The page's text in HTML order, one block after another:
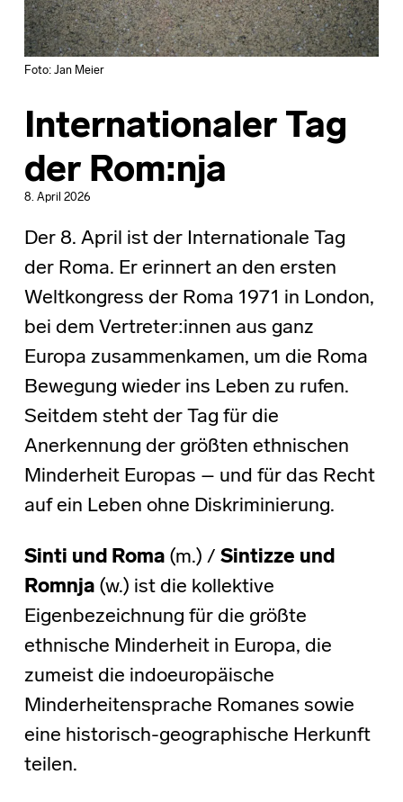
Foto: Jan Meier
Internationaler Tag
der Rom:nja
8. April 2026
Der 8. April ist der Internationale Tag
der Roma. Er erinnert an den ersten
Weltkongress der Roma 1971 in London,
bei dem Vertreter:innen aus ganz
Europa zusammenkamen, um die Roma
Bewegung wieder ins Leben zu rufen.
Seitdem steht der Tag für die
Anerkennung der größten ethnischen
Minderheit Europas – und für das Recht
auf ein Leben ohne Diskriminierung.
Sinti und Roma(m.) / Sintizze und
Romnja(w.) ist die kollektive
Eigenbezeichnung für die größte
ethnische Minderheit in Europa, die
zumeist die indoeuropäische
Minderheitensprache Romanes sowie
eine historisch-geographische Herkunft
teilen.